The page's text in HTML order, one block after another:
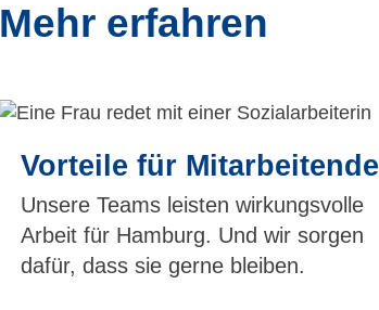
Mehr erfahren
Vorteile für Mitarbeitende
Unsere Teams leisten wirkungsvolle
Arbeit für Hamburg. Und wir sorgen
dafür, dass sie gerne bleiben.